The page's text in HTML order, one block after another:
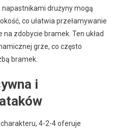
drużyny mogą
co ułatwia przełamywanie
zdobycie bramek. Ten układ
grze, co często
bramek.
i
4-2-4 oferuje